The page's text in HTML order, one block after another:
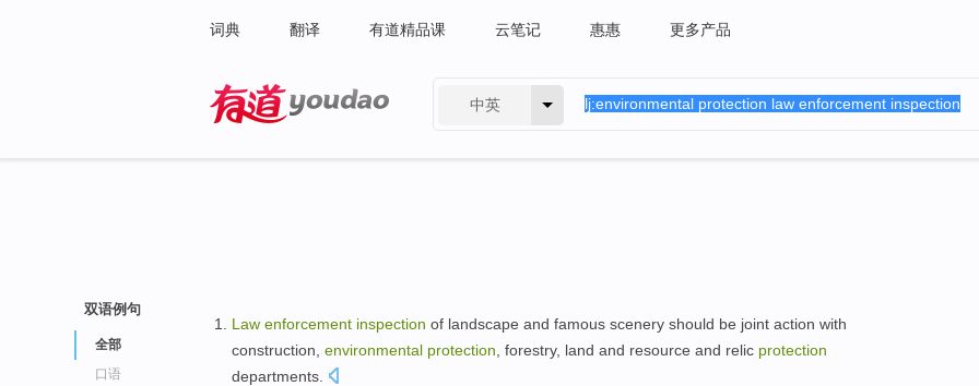
词典 翻译 有道精品课 云笔记 惠惠 更多产品
中英
双语例句
全部
口语
Law enforcement inspection of landscape and famous scenery should be joint action with
construction environmental protection forestry, land and resource and relic protection
departments